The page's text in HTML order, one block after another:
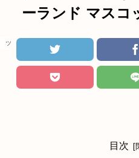
ーランド マスコ
ツイステ
目次